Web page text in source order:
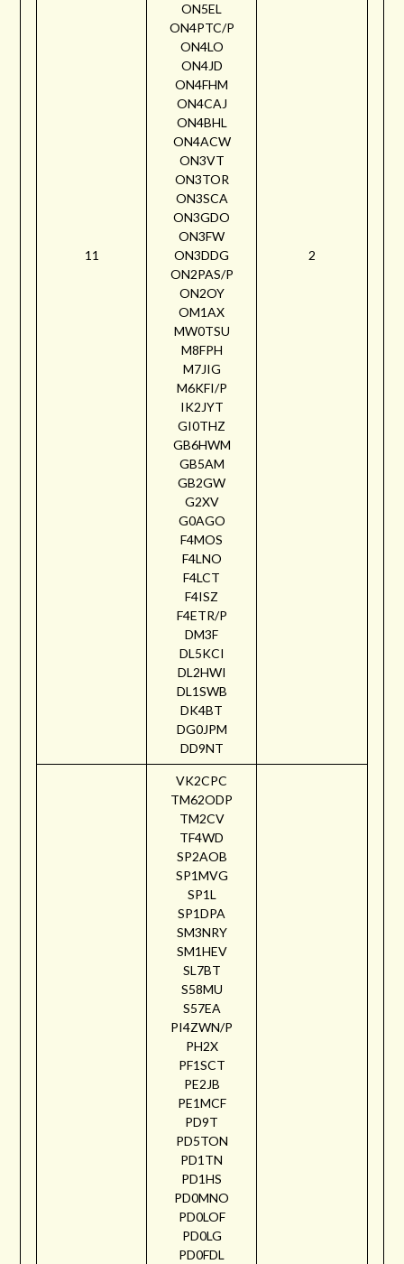
11
ON5EL
ON4PTC/P
ON4LO
ON4JD
ON4FHM
ON4CAJ
ON4BHL
ON4ACW
ON3VT
ON3TOR
ON3SCA
ON3GDO
ON3FW
ON3DDG
ON2PAS/P
ON2OY
OM1AX
MW0TSU
M8FPH
M7JIG
M6KFI/P
IK2JYT
GI0THZ
GB6HWM
GB5AM
GB2GW
G2XV
G0AGO
F4MOS
F4LNO
F4LCT
F4ISZ
F4ETR/P
DM3F
DL5KCI
DL2HWI
DL1SWB
DK4BT
DG0JPM
DD9NT
2
VK2CPC
TM62ODP
TM2CV
TF4WD
SP2AOB
SP1MVG
SP1L
SP1DPA
SM3NRY
SM1HEV
SL7BT
S58MU
S57EA
PI4ZWN/P
PH2X
PF1SCT
PE2JB
PE1MCF
PD9T
PD5TON
PD1TN
PD1HS
PD0MNO
PD0LOF
PD0LG
PD0FDL